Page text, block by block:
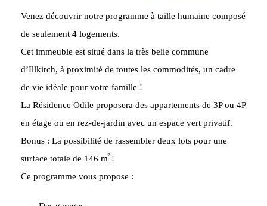
Venez découvrir notre programme à taille humaine composé
de seulement 4 logements.
Cet immeuble est situé dans la très belle commune
d’Illkirch, à proximité de toutes les commodités, un cadre
de vie idéale pour votre famille !
La Résidence Odile proposera des appartements de 3P ou 4P
en étage ou en rez-de-jardin avec un espace vert privatif.
Bonus : La possibilité de rassembler deux lots pour une
surface totale de 146 m² !
Ce programme vous propose :